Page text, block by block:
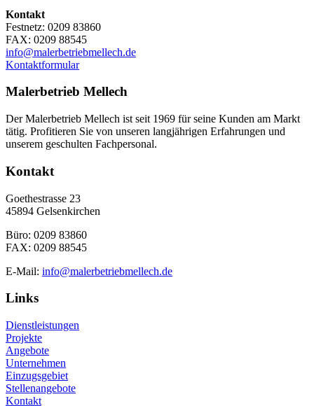
Kontakt
Festnetz: 0209 83860
FAX: 0209 88545
info@malerbetriebmellech.de
Kontaktformular
Malerbetrieb Mellech
Der Malerbetrieb Mellech ist seit 1969 für seine Kunden am Markt
tätig. Profitieren Sie von unseren langjährigen Erfahrungen und
unserem geschulten Fachpersonal.
Kontakt
Goethestrasse 23
45894 Gelsenkirchen
Büro: 0209 83860
FAX: 0209 88545
E-Mail: info@malerbetriebmellech.de
Links
Dienstleistungen
Projekte
Angebote
Unternehmen
Einzugsgebiet
Stellenangebote
Kontakt